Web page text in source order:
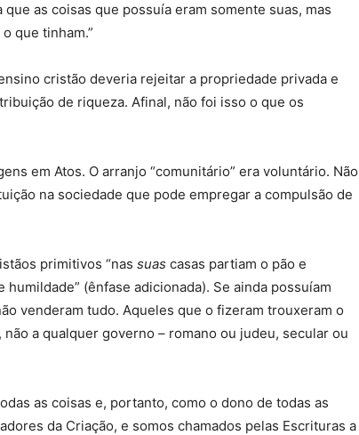
as coisas que possuía eram somente suas, mas
que tinham.”
cristão deveria rejeitar a propriedade privada e
de riqueza. Afinal, não foi isso o que os
em Atos. O arranjo “comunitário” era voluntário. Não
na sociedade que pode empregar a compulsão de
primitivos “nas suas casas partiam o pão e
(ênfase adicionada). Se ainda possuíam
venderam tudo. Aqueles que o fizeram trouxeram o
a qualquer governo – romano ou judeu, secular ou
as coisas e, portanto, como o dono de todas as
da Criação, e somos chamados pelas Escrituras a